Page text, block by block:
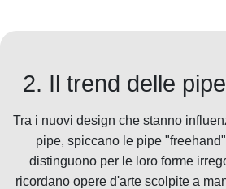
2. Il trend delle
Tra i nuovi design che stanno
pipe, spiccano le pipe
distinguono per le loro forme
ricordano opere d'arte scolpite a